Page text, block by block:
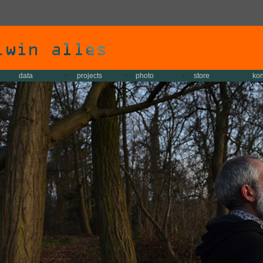
data projects photo store